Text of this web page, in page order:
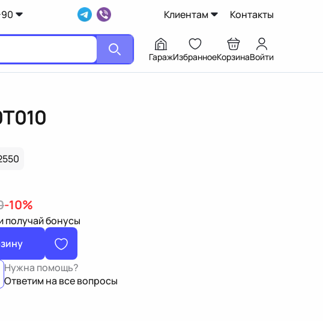
Клиентам Контакты
ГаражИзбранноеКорзинаВойти
-10%
получай бонусы
Нужна помощь?
Ответим на все вопросы